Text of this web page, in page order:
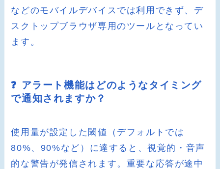
などのモバイルデバイスでは利用できず、デ
スクトップブラウザ専用のツールとなってい
ます。
❓ アラート機能はどのようなタイミング
で通知されますか？
使用量が設定した閾値（デフォルトでは
80%、90%など）に達すると、視覚的・音声
的な警告が発信されます。重要な応答が途中